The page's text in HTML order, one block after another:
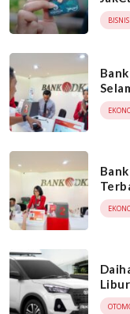
BISNIS